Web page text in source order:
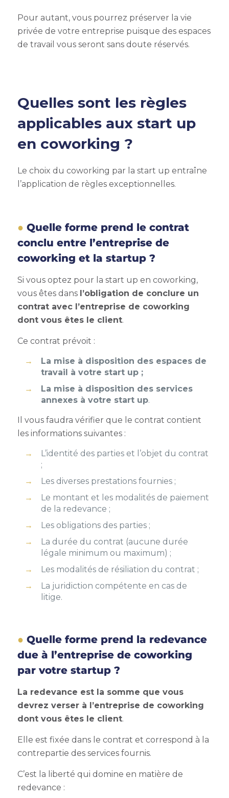
Pour autant, vous pourrez préserver la vie
privée de votre entreprise puisque des espaces
de travail vous seront sans doute réservés.
Quelles sont les règles
applicables aux start up
en coworking ?
Le choix du coworking par la start up entraîne
l’application de règles exceptionnelles.
Quelle forme prend le contrat
conclu entre l’entreprise de
coworking et la startup ?
Si vous optez pour la start up en coworking,
vous êtes dans l’obligation de conclure un
contrat avec l’entreprise de coworking
dont vous êtes le client.
Ce contrat prévoit :
La mise à disposition des espaces de
travail à votre start up ;
La mise à disposition des services
annexes à votre start up.
Il vous faudra vérifier que le contrat contient
les informations suivantes :
L’identité des parties et l’objet du contrat
;
Les diverses prestations fournies ;
Le montant et les modalités de paiement
de la redevance ;
Les obligations des parties ;
La durée du contrat (aucune durée
légale minimum ou maximum) ;
Les modalités de résiliation du contrat ;
La juridiction compétente en cas de
litige.
Quelle forme prend la redevance
due à l’entreprise de coworking
par votre startup ?
La redevance est la somme que vous
devrez verser à l’entreprise de coworking
dont vous êtes le client.
Elle est fixée dans le contrat et correspond à la
contrepartie des services fournis.
C’est la liberté qui domine en matière de
redevance :